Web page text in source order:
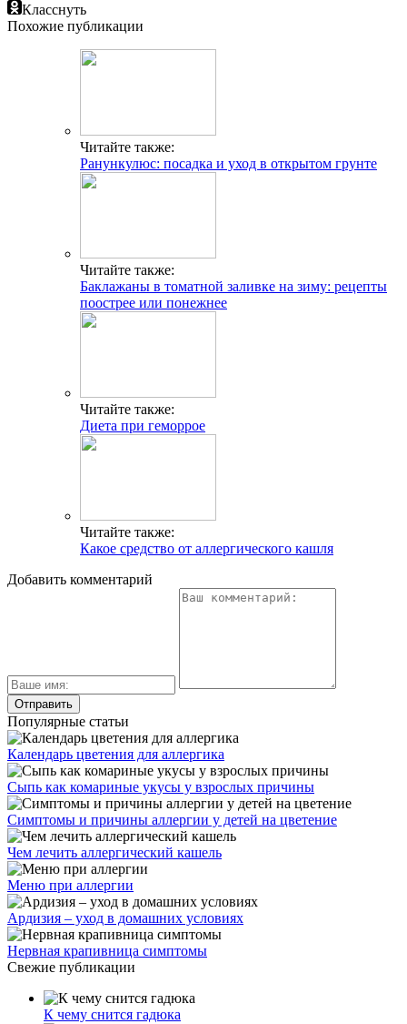
Класснуть
Похожие публикации
Читайте также:
Ранункулюс: посадка и уход в открытом грунте
Читайте также:
Баклажаны в томатной заливке на зиму: рецепты
поострее или понежнее
Читайте также:
Диета при геморрое
Читайте также:
Какое средство от аллергического кашля
Добавить комментарий
Популярные статьи
Календарь цветения для аллергика
Сыпь как комариные укусы у взрослых причины
Симптомы и причины аллергии у детей на цветение
Чем лечить аллергический кашель
Меню при аллергии
Ардизия – уход в домашних условиях
Нервная крапивница симптомы
Свежие публикации
К чему снится гадюка